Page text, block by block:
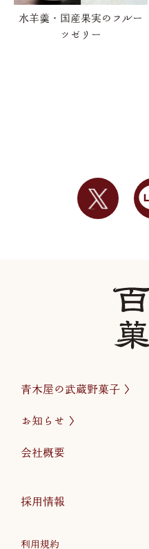
水羊羹・国産果実のフルー
ツゼリー
青木屋の武蔵野菓子
お知らせ
会社概要
採用情報
利用規約